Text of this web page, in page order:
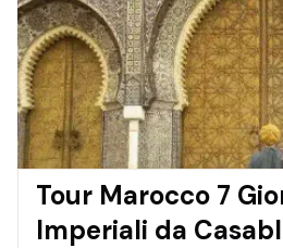
Tour Marocco 7
Imperiali da